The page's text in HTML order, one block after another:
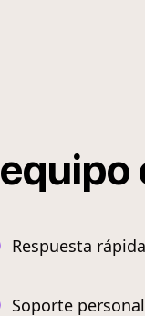
equipo
Respuesta rápida
Soporte